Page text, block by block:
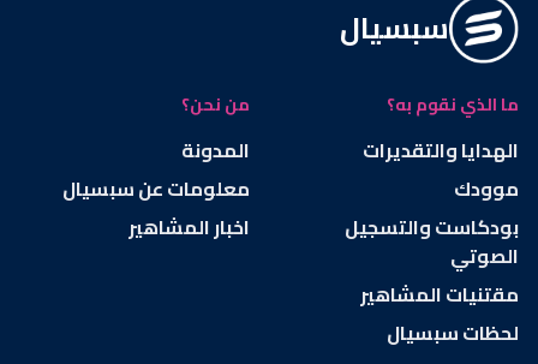
سبسيال
ما الذي نقوم به؟
الهدايا والتقديرات
موودك
بودكاست والتسجيل
الصوتي
مقتنيات المشاهير
لحظات سبسيال
من نحن؟
المدونة
معلومات عن سبسيال
اخبار المشاهير